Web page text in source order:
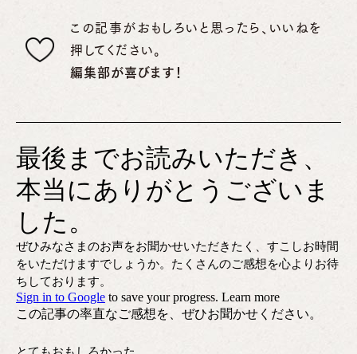
この記事がおもしろいと思ったら、いいねを
押してください。
編集部が喜びます！